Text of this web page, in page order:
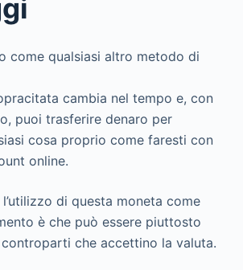
come qualsiasi altro metodo di
cambia nel tempo e, con
puoi trasferire denaro per
cosa proprio come faresti con
online.
di questa moneta come
è che può essere piuttosto
che accettino la valuta.